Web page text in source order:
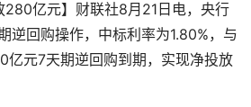
280亿元】财联社8月21日电，央行
逆回购操作，中标利率为1.80%，与
亿元7天期逆回购到期，实现净投放